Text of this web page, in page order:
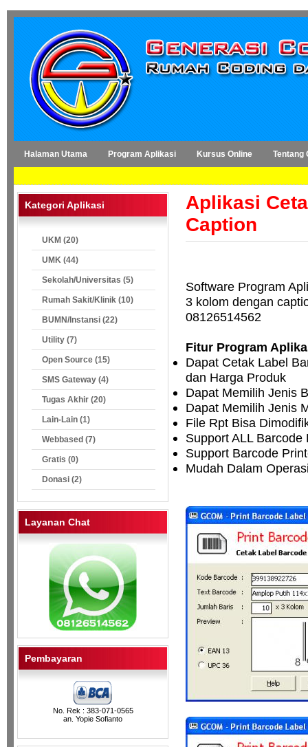
Halaman Utama Program Aplikasi Kursus Online Tentang
Aplikasi
Caption
Software Program
3 kolom dengan
08126514562
Fitur Program
Dapat Cetak Label
dan Harga Produk
Dapat Memilih Jenis
Dapat Memilih Jenis
File Rpt Bisa
Support ALL Barcode
Support Barcode
Mudah Dalam
Kategori Aplikasi
UKM (20)
UMK (44)
Sekolah/Universitas (5)
Rumah Sakit/Klinik (10)
BUMN/Instansi (22)
Utility (7)
Open Source (15)
SMS Gateway (4)
Tugas Akhir (20)
Lain-Lain (1)
Webbased (7)
Gratis (0)
Donasi (2)
Layanan Chat
Pembayaran
No. Rek : 383-071-0565
an. Yopie Sofianto